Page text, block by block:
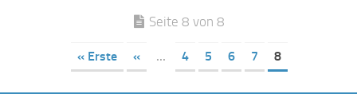
Seite 8 von 8
« Erste « ... 4 5 6 7 8